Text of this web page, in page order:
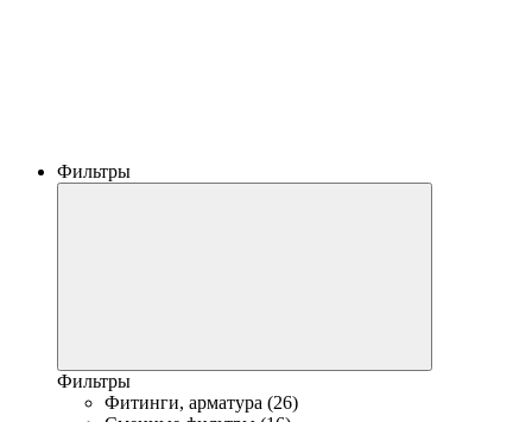
Фильтры
Фильтры
Фитинги, арматура (26)